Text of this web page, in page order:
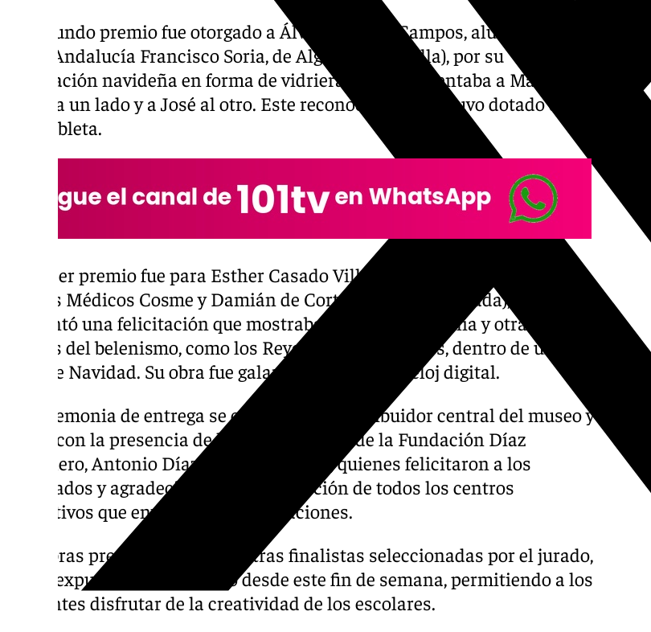
El segundo premio fue otorgado a Álvaro Muñoz Campos, alumno del
CEIP Andalucía Francisco Soria, de Algámitas (Sevilla), por su
felicitación navideña en forma de vidriera, que representaba a María y
Jesús a un lado y a José al otro. Este reconocimiento estuvo dotado de
una tableta.
El tercer premio fue para Esther Casado Villamayor, alumna del CEIP
Santos Médicos Cosme y Damián de Cortes de Baza (Granada), quien
presentó una felicitación que mostraba la Sagrada Familia y otras figuras
típicas del belenismo, como los Reyes Magos y ángeles, dentro de una
bola de Navidad. Su obra fue galardonada con un reloj digital.
La ceremonia de entrega se celebró en el distribuidor central del museo y
contó con la presencia de los responsables de la Fundación Díaz
Caballero, Antonio Díaz y Ana Caballero, quienes felicitaron a los
premiados y agradecieron la participación de todos los centros
educativos que enviaron sus felicitaciones.
Las obras premiadas, junto a otras finalistas seleccionadas por el jurado,
están expuestas en el museo desde este fin de semana, permitiendo a los
visitantes disfrutar de la creatividad de los escolares.